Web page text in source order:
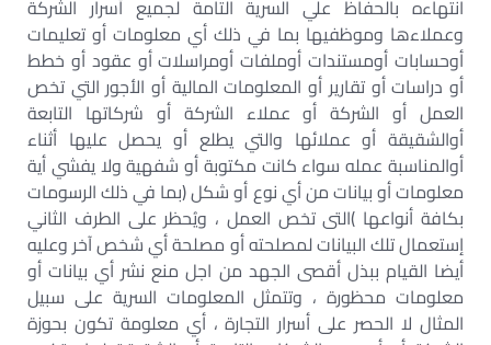
انتهاءه بالحفاظ علي السرية التامة لجميع أسرار الشركة
وعملاءها وموظفيها بما في ذلك أي معلومات أو تعليمات
أوحسابات أومستندات أوملفات أومراسلات أو عقود أو خطط
أو دراسات أو تقارير أو المعلومات المالية أو الأجور التي تخص
العمل أو الشركة أو عملاء الشركة أو شركاتها التابعة
أوالشقيقة أو عملائها والتي يطلع أو يحصل عليها أثناء
أوالمناسبة عمله سواء كانت مكتوبة أو شفهية ولا يفشي أية
معلومات أو بيانات من أي نوع أو شكل (بما في ذلك الرسومات
بكافة أنواعها )التى تخص العمل ، ويُحظر على الطرف الثاني
إستعمال تلك البيانات لمصلحته أو مصلحة أي شخص آخر وعليه
أيضا القيام ببذل أقصى الجهد من اجل منع نشر أي بيانات أو
معلومات محظورة ، وتتمثل المعلومات السرية على سبيل
المثال لا الحصر على أسرار التجارة ، أي معلومة تكون بحوزة